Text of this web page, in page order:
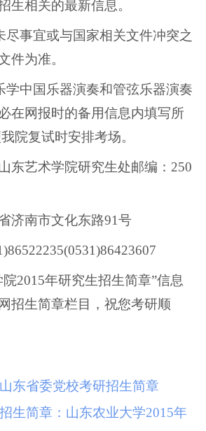
生相关的最新信息。
事宜或与国家相关文件冲突之
件为准。
中国乐器演奏和管弦乐器演奏
在网报时的备用信息内填写所
院复试时安排考场。
艺术学院研究生处邮编：250
南市文化东路91号
2015年研究生招生简章”信息
招生简章栏目，祝您考研顺
东省委党校考研招生简章
生简章：山东农业大学2015年